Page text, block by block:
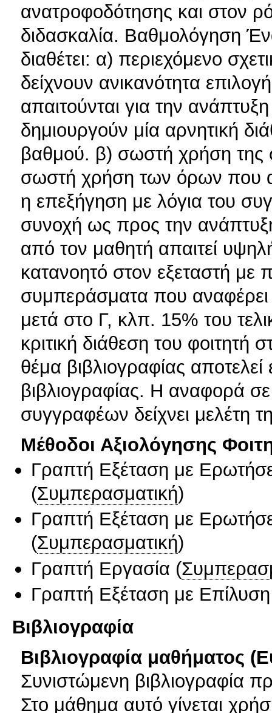
ανατροφοδότησης και στον
διδασκαλία. Βαθμολόγηση
διαθέτει: α) περιεχόμενο
δείχνουν ανικανότητα
απαιτούνται για την
δημιουργούν μία αρνητική
βαθμού. β) σωστή χρήση της
σωστή χρήση των όρων που
η επεξήγηση με λόγια του
συνοχή ως προς την
από τον μαθητή απαιτεί
κατανοητό στον εξεταστή με
συμπεράσματα που αναφέρει
μετά στο Γ, κλπ. 15% του
κριτική διάθεση του φοιτητή
θέμα βιβλιογραφίας
βιβλιογραφίας. Η αναφορά
συγγραφέων δείχνει μελέτη
Μέθοδοι Αξιολόγησης
Γραπτή Εξέταση με
(Συμπερασματική)
Γραπτή Εξέταση με
(Συμπερασματική)
Γραπτή Εργασία (
Γραπτή Εξέταση με
Βιβλιογραφία
Βιβλιογραφία μαθήματος
Συνιστώμενη βιβλιογραφία
Στο μάθημα αυτό γίνεται